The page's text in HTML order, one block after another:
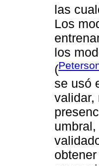
las
Los
los
(
se usó
validar,